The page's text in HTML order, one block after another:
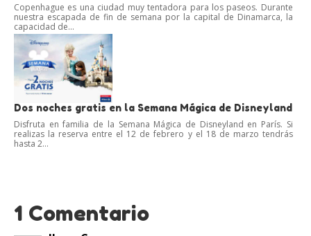
Copenhague es una ciudad muy tentadora para los paseos. Durante
nuestra escapada de fin de semana por la capital de Dinamarca, la
capacidad de...
Dos noches gratis en la Semana Mágica de Disneyland
Disfruta en familia de la Semana Mágica de Disneyland en París. Si
realizas la reserva entre el 12 de febrero y el 18 de marzo tendrás
hasta 2...
1 Comentario